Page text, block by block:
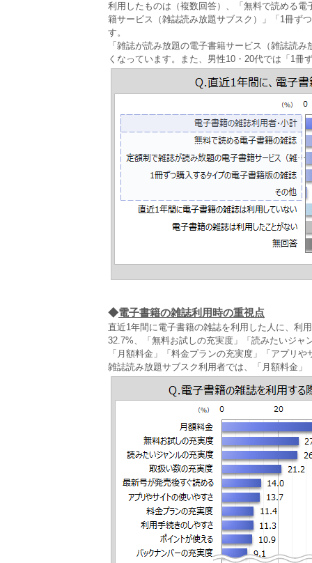
利用したものは（複数回答）、「無料で読める
籍サービス（雑誌読み放題サブスク）」「1冊ず
す。
「雑誌が読み放題の電子書籍サービス（雑誌読
くなっています。また、男性10・20代では「1
◆電子書籍の雑誌利用時の重視点
直近1年間に電子書籍の雑誌を利用した人に、利
32.7%、「無料お試しの充実度」「読みたいジ
「月額料金」「料金プランの充実度」「アプリ
雑誌読み放題サブスク利用者では、「月額料金